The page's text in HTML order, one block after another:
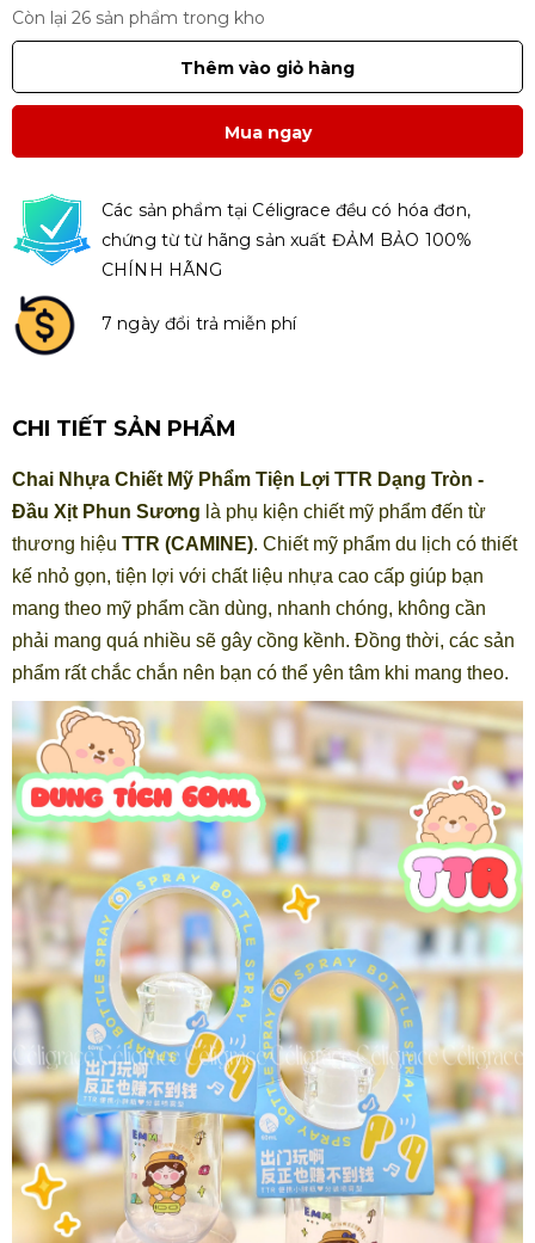
Còn lại 26 sản phẩm trong kho
Thêm vào giỏ hàng
Mua ngay
Các sản phẩm tại Céligrace đều có hóa đơn,
chứng từ từ hãng sản xuất ĐẢM BẢO 100%
CHÍNH HÃNG
7 ngày đổi trả miễn phí
CHI TIẾT SẢN PHẨM
Chai Nhựa Chiết Mỹ Phẩm Tiện Lợi TTR Dạng Tròn -
Đầu Xịt Phun Sương là phụ kiện chiết mỹ phẩm đến từ
thương hiệu TTR (CAMINE). Chiết mỹ phẩm du lịch có thiết
kế nhỏ gọn, tiện lợi với chất liệu nhựa cao cấp giúp bạn
mang theo mỹ phẩm cần dùng, nhanh chóng, không cần
phải mang quá nhiều sẽ gây cồng kềnh. Đồng thời, các sản
phẩm rất chắc chắn nên bạn có thể yên tâm khi mang theo.